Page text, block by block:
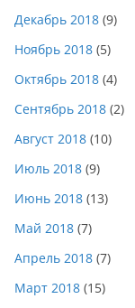
Декабрь 2018 (9)
Ноябрь 2018 (5)
Октябрь 2018 (4)
Сентябрь 2018 (2)
Август 2018 (10)
Июль 2018 (9)
Июнь 2018 (13)
Май 2018 (7)
Апрель 2018 (7)
Март 2018 (15)